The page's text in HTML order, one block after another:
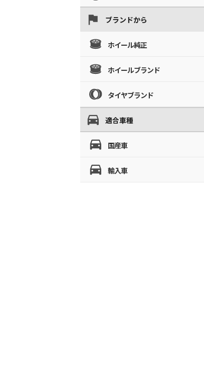
ブランドから
ホイール純正
ホイールブランド
タイヤブランド
適合車種
国産車
輸入車